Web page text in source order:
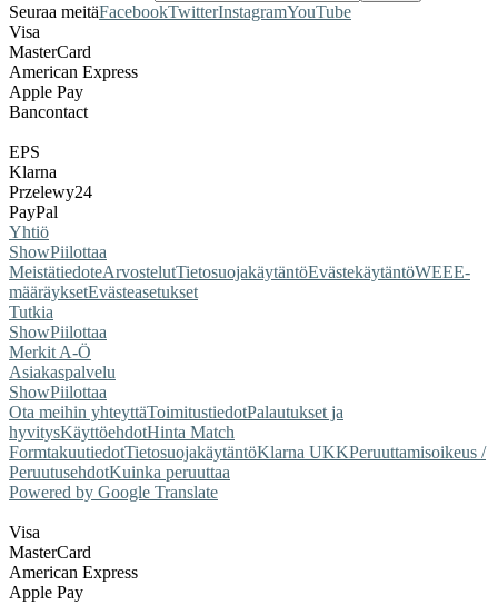
Seuraa meitäFacebookTwitterInstagramYouTube
Visa
MasterCard
American Express
Apple Pay
Bancontact
EPS
Klarna
Przelewy24
PayPal
Yhtiö
ShowPiilottaa
MeistätiedoteArvostelutTietosuojakäytäntöEvästekäytäntöWEEE-
määräyksetEvästeasetukset
Tutkia
ShowPiilottaa
Merkit A-Ö
Asiakaspalvelu
ShowPiilottaa
Ota meihin yhteyttäToimitustiedotPalautukset ja
hyvitysKäyttöehdotHinta Match
FormtakuutiedotTietosuojakäytäntöKlarna UKKPeruuttamisoikeus /
PeruutusehdotKuinka peruuttaa
Powered by Google Translate
Visa
MasterCard
American Express
Apple Pay